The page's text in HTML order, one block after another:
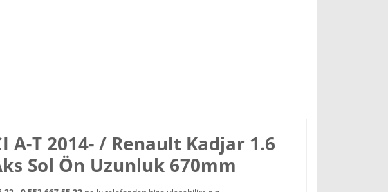
A-T 2014- / Renault Kadjar 1.6
Sol Ön Uzunluk 670mm